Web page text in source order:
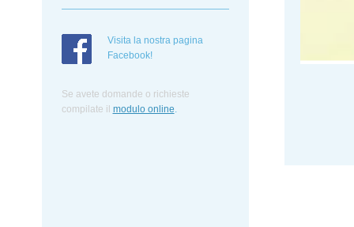
Visita la nostra pagina
Facebook!
Se avete domande o richieste
compilate il modulo online.